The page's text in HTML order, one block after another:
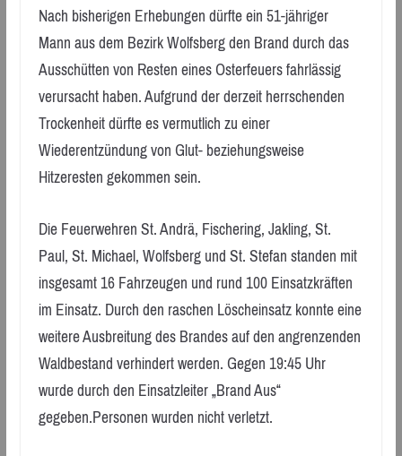
Nach bisherigen Erhebungen dürfte ein 51-jähriger
Mann aus dem Bezirk Wolfsberg den Brand durch das
Ausschütten von Resten eines Osterfeuers fahrlässig
verursacht haben. Aufgrund der derzeit herrschenden
Trockenheit dürfte es vermutlich zu einer
Wiederentzündung von Glut- beziehungsweise
Hitzeresten gekommen sein.
Die Feuerwehren St. Andrä, Fischering, Jakling, St.
Paul, St. Michael, Wolfsberg und St. Stefan standen mit
insgesamt 16 Fahrzeugen und rund 100 Einsatzkräften
im Einsatz. Durch den raschen Löscheinsatz konnte eine
weitere Ausbreitung des Brandes auf den angrenzenden
Waldbestand verhindert werden. Gegen 19:45 Uhr
wurde durch den Einsatzleiter „Brand Aus“
gegeben.Personen wurden nicht verletzt.